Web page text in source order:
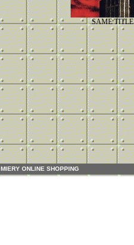
SAME TITLE
MIERY ONLINE SHOPPING